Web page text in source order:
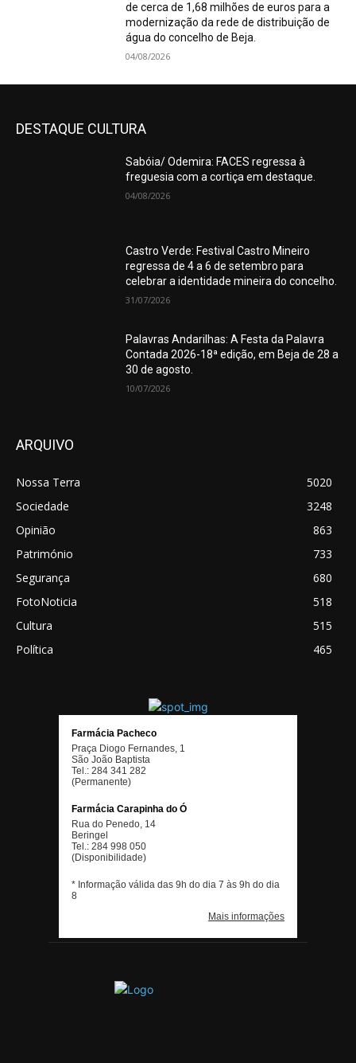
de cerca de 1,68 milhões de euros para a
modernização da rede de distribuição de
água do concelho de Beja.
04/08/2026
DESTAQUE CULTURA
Sabóia/ Odemira: FACES regressa à
freguesia com a cortiça em destaque.
04/08/2026
Castro Verde: Festival Castro Mineiro
regressa de 4 a 6 de setembro para
celebrar a identidade mineira do concelho.
31/07/2026
Palavras Andarilhas: A Festa da Palavra
Contada 2026-18ª edição, em Beja de 28 a
30 de agosto.
10/07/2026
ARQUIVO
Nossa Terra
5020
Sociedade
3248
Opinião
863
Património
733
Segurança
680
FotoNoticia
518
Cultura
515
Política
465